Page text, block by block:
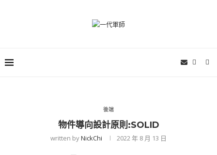
後端
物件導向設計原則:SOLID
written byNickChi 2022 年 8 月 13 日